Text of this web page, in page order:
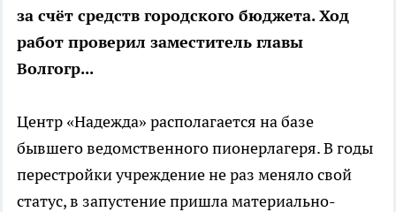
за счёт средств городского бюджета. Ход
работ проверил заместитель главы
Волгогр...
Центр «Надежда» располагается на базе
бывшего ведомственного пионерлагеря. В годы
перестройки учреждение не раз меняло свой
статус, в запустение пришла материально-